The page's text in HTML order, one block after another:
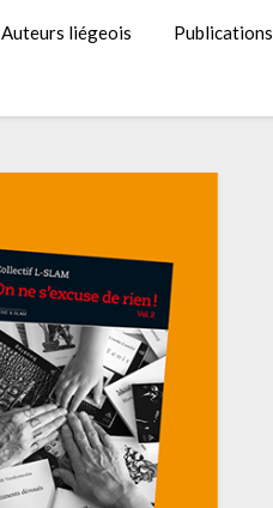
Auteurs liégeois Publications